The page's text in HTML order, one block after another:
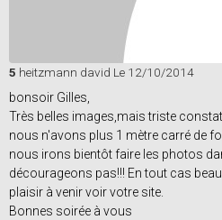
5 heitzmann david Le 12/10/2014
bonsoir Gilles,
Très belles images,mais triste
nous n'avons plus 1 mètre carré de
nous irons bientôt faire les photos
décourageons pas!!! En tout cas
plaisir à venir voir votre site.
Bonnes soirée à vous